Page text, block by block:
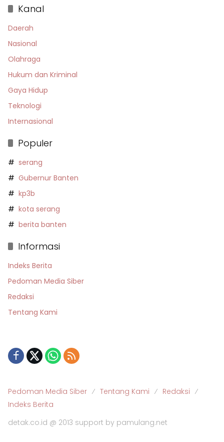
Kanal
Daerah
Nasional
Olahraga
Hukum dan Kriminal
Gaya Hidup
Teknologi
Internasional
Populer
serang
Gubernur Banten
kp3b
kota serang
berita banten
Informasi
Indeks Berita
Pedoman Media Siber
Redaksi
Tentang Kami
Pedoman Media Siber Tentang Kami
Redaksi
Indeks Berita
detak.co.id @ 2013 support by pamulang.net